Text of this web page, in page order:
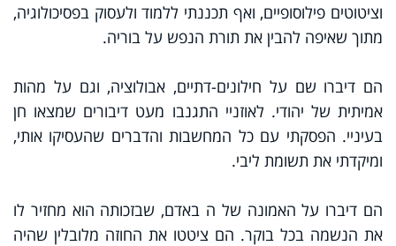
וציטוטים פילוסופיים, ואף תכננתי ללמוד ולעסוק בפסיכולוגיה,
מתוך שאיפה להבין את תורת הנפש על בוריה.
הם דיברו שם על חילונים-דתיים, אבולוציה, וגם על מהות
אמיתית של יהודי. לאוזניי התגנבו מעט דיבורים שמצאו חן
בעיניי. הפסקתי עם כל המחשבות והדברים שהעסיקו אותי,
ומיקדתי את תשומת ליבי.
הם דיברו על האמונה של ה באדם, שבזכותה הוא מחזיר לו
את הנשמה בכל בוקר. הם ציטטו את החוזה מלובלין שהיה